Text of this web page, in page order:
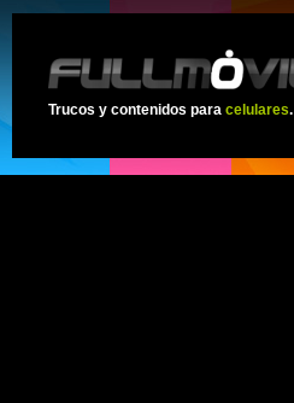
Trucos y contenidos para celulares.